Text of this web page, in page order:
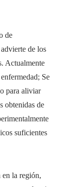
de
de los
Actualmente
Se
para aliviar
obtenidas de
suficientes
en la región,